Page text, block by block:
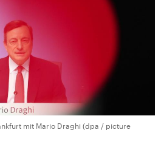
mit Mario Draghi (dpa / picture